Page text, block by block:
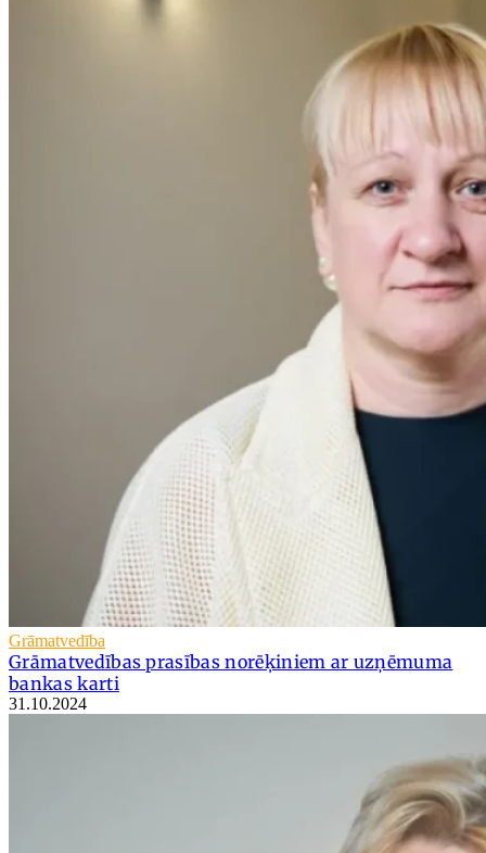
Grāmatvedība
Grāmatvedības prasības norēķiniem ar uzņēmuma
bankas karti
31.10.2024